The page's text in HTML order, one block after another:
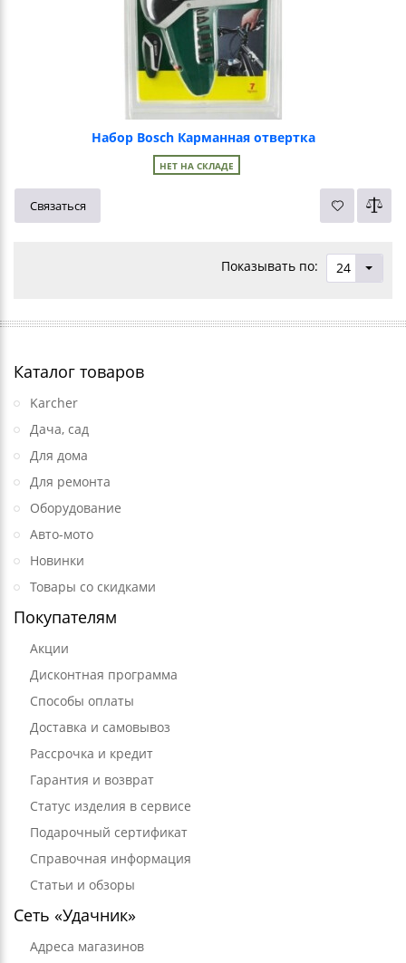
Набор Bosch Карманная отвертка
НЕТ НА СКЛАДЕ
Связаться
Показывать по: 24
Каталог товаров
Karcher
Дача, сад
Для дома
Для ремонта
Оборудование
Авто-мото
Новинки
Товары со скидками
Покупателям
Акции
Дисконтная программа
Способы оплаты
Доставка и самовывоз
Рассрочка и кредит
Гарантия и возврат
Статус изделия в сервисе
Подарочный сертификат
Справочная информация
Статьи и обзоры
Сеть «Удачник»
Адреса магазинов